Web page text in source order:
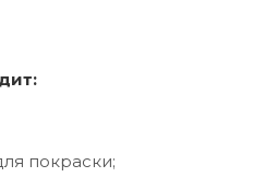
покраски;